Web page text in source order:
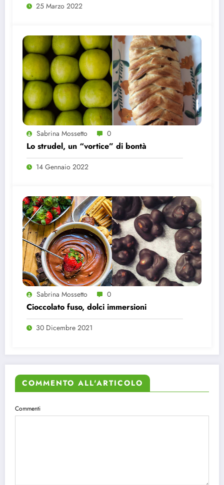
25 Marzo 2022
Sabrina Mossetto 0
Lo strudel, un “vortice” di bontà
14 Gennaio 2022
Sabrina Mossetto 0
Cioccolato fuso, dolci immersioni
30 Dicembre 2021
COMMENTO ALL'ARTICOLO
Commenti